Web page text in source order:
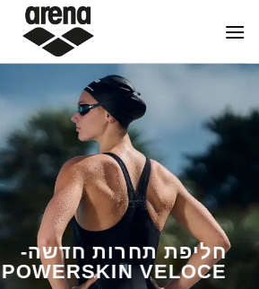
חליפת תחרות חדשה-
POWERSKIN VELOCE